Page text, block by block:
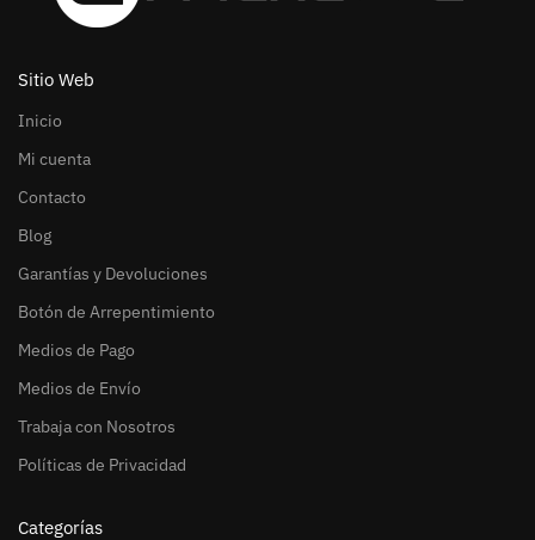
Sitio Web
Inicio
Mi cuenta
Contacto
Blog
Garantías y Devoluciones
Botón de Arrepentimiento
Medios de Pago
Medios de Envío
Trabaja con Nosotros
Políticas de Privacidad
Categorías